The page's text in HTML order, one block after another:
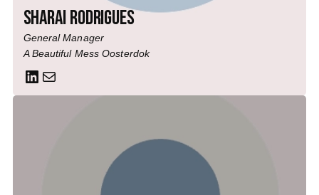
Sharai Rodrigues
General Manager
A Beautiful Mess Oosterdok
LinkedIn Mail